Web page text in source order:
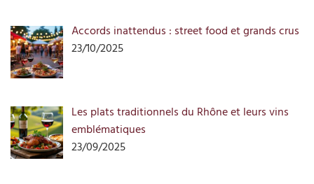
Accords inattendus : street food et grands crus
23/10/2025
Les plats traditionnels du Rhône et leurs vins
emblématiques
23/09/2025